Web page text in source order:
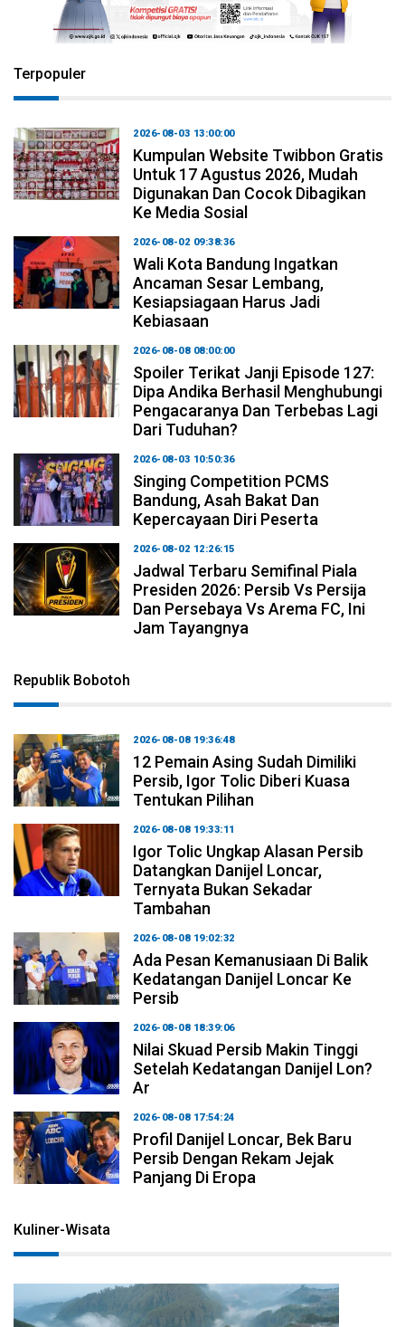
Terpopuler
2026-08-03 13:00:00
Kumpulan Website Twibbon Gratis
Untuk 17 Agustus 2026, Mudah
Digunakan Dan Cocok Dibagikan
Ke Media Sosial
2026-08-02 09:38:36
Wali Kota Bandung Ingatkan
Ancaman Sesar Lembang,
Kesiapsiagaan Harus Jadi
Kebiasaan
2026-08-08 08:00:00
Spoiler Terikat Janji Episode 127:
Dipa Andika Berhasil Menghubungi
Pengacaranya Dan Terbebas Lagi
Dari Tuduhan?
2026-08-03 10:50:36
Singing Competition PCMS
Bandung, Asah Bakat Dan
Kepercayaan Diri Peserta
2026-08-02 12:26:15
Jadwal Terbaru Semifinal Piala
Presiden 2026: Persib Vs Persija
Dan Persebaya Vs Arema FC, Ini
Jam Tayangnya
Republik Bobotoh
2026-08-08 19:36:48
12 Pemain Asing Sudah Dimiliki
Persib, Igor Tolic Diberi Kuasa
Tentukan Pilihan
2026-08-08 19:33:11
Igor Tolic Ungkap Alasan Persib
Datangkan Danijel Loncar,
Ternyata Bukan Sekadar
Tambahan
2026-08-08 19:02:32
Ada Pesan Kemanusiaan Di Balik
Kedatangan Danijel Loncar Ke
Persib
2026-08-08 18:39:06
Nilai Skuad Persib Makin Tinggi
Setelah Kedatangan Danijel Lon?
Ar
2026-08-08 17:54:24
Profil Danijel Loncar, Bek Baru
Persib Dengan Rekam Jejak
Panjang Di Eropa
Kuliner-Wisata